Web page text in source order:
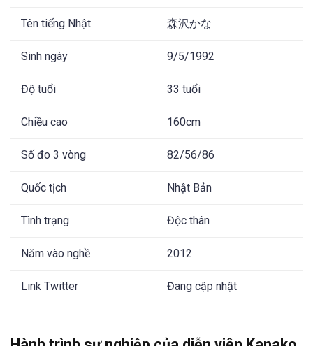
Tên tiếng Nhật 森沢かな
Sinh ngày 9/5/1992
Độ tuổi 33 tuổi
Chiều cao 160cm
Số đo 3 vòng 82/56/86
Quốc tịch Nhật Bản
Tình trạng Độc thân
Năm vào nghề 2012
Link Twitter Đang cập nhật